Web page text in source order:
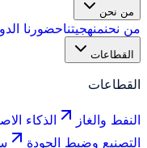
من نحن
من نحنمنهجيتناحضورنا
القطاعات
القطاعات
النفط والغاز
الذكاء
التصنيع وضبط الجودة